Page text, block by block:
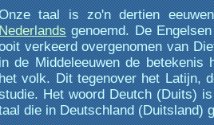
taal is zo'n dertien
genoemd. De
verkeerd overgenomen van
de Middeleeuwen de betekenis
volk. Dit tegenover het Latijn,
Het woord Deutch (Duits)
die in Deutschland (Duitsland)